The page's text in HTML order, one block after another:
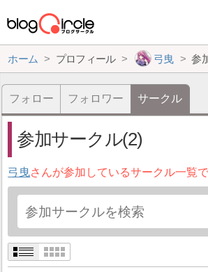
ホーム プロフィール 弓曳 参
フォロー フォロワー サークル
参加サークル(2)
弓曳さんが参加しているサークル一覧で